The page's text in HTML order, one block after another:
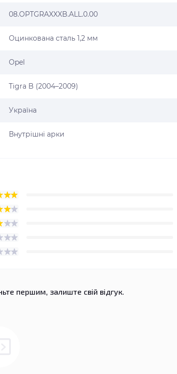
08.OPTGRAXXXB.ALL.0.00
Оцинкована сталь 1,2 мм
Opel
Tigra B (2004–2009)
Україна
Внутрішні арки
першим, залиште свій відгук.